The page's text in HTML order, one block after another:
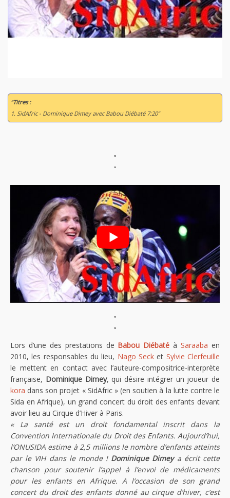
“Titres :
1. SidAfric - Dominique Dimey avec Babou Diébaté 7:20”
"
"
"
"
Lors d’une des prestations de Babou Diébaté àSaraaba en
2010, les responsables du lieu, Nago Seck et Sylvie Clerfeuille
le mettent en contact avec l’auteure-compositrice-interprète
française, Dominique Dimey, qui désire intégrer un joueur de
kora dans son projet « SidAfric » (en soutien à la lutte contre le
Sida en Afrique), un grand concert du droit des enfants devant
avoir lieu au Cirque d’Hiver à Paris.
« La santé est un droit fondamental inscrit dans la
Convention Internationale du Droit des Enfants. Aujourd’hui,
l’ONUSIDA estime à 2,5 millions le nombre d’enfants atteints
par le VIH dans le monde ! Dominique Dimeya écrit cette
chanson pour soutenir l’appel à l’envoi de médicaments
pour les enfants en Afrique. A l’occasion de son grand
concert du droit des enfants donné au cirque d’hiver, c’est